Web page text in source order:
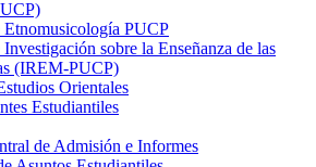
Etnomusicología PUCP
sobre la Enseñanza de las
(IREM-PUCP)
Orientales
Estudiantiles
de Admisión e Informes